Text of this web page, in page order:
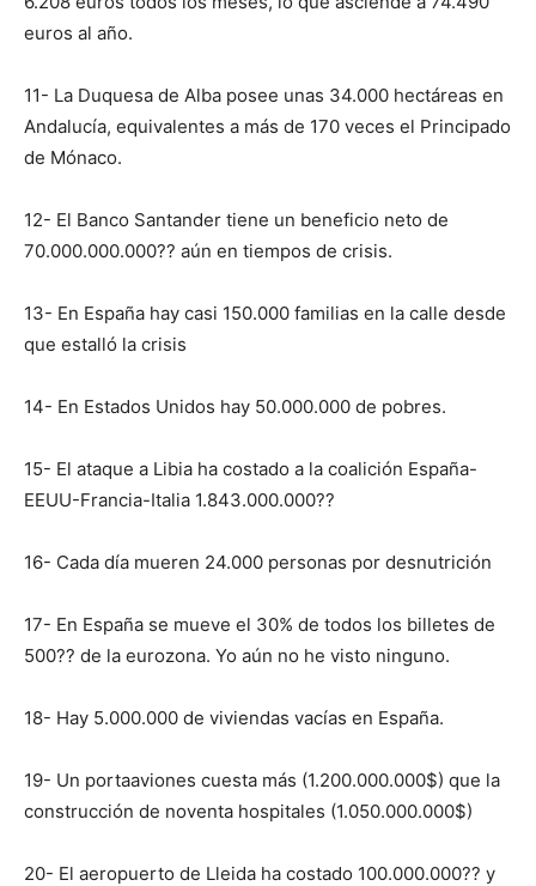
euros al año.
11- La Duquesa de Alba posee unas 34.000 hectáreas en
Andalucía, equivalentes a más de 170 veces el Principado
de Mónaco.
12- El Banco Santander tiene un beneficio neto de
70.000.000.000?? aún en tiempos de crisis.
13- En España hay casi 150.000 familias en la calle desde
que estalló la crisis
14- En Estados Unidos hay 50.000.000 de pobres.
15- El ataque a Libia ha costado a la coalición España-
EEUU-Francia-Italia 1.843.000.000??
16- Cada día mueren 24.000 personas por desnutrición
17- En España se mueve el 30% de todos los billetes de
500?? de la eurozona. Yo aún no he visto ninguno.
18- Hay 5.000.000 de viviendas vacías en España.
19- Un portaaviones cuesta más (1.200.000.000$) que la
construcción de noventa hospitales (1.050.000.000$)
20- El aeropuerto de Lleida ha costado 100.000.000?? y